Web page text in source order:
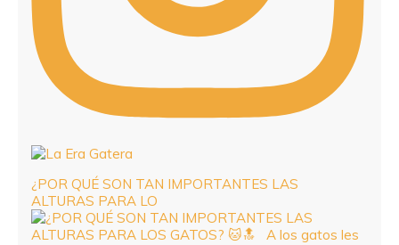
¿POR QUÉ SON TAN IMPORTANTES LAS
ALTURAS PARA LO